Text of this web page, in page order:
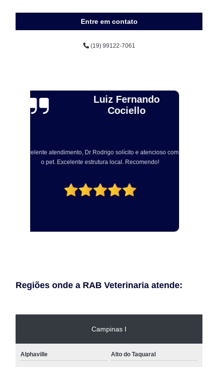
Entre em contato
(19) 99122-7061
Alexandre Toebe
Gadelha
profissional. Centro cirúrgico bem equipado e com vários
aparelhos modernos para realização dos procedimento
Regiões onde a RAB Veterinaria atende:
Campinas I
Alphaville Alto do Taquaral